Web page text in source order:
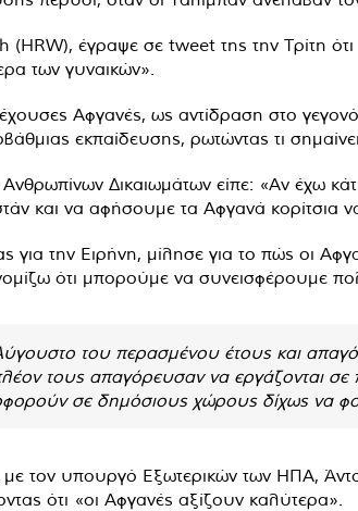
έγραψε σε tweet της την Τρίτη
των γυναικών».
Αφγανές, ως αντίδραση στο
εκπαίδευσης, ρωτώντας τι
Δικαιωμάτων είπε: «Αν έχω
και να αφήσουμε τα Αφγανά κορίτσια
την Ειρήνη, μίλησε για το πώς οι
ότι μπορούμε να συνεισφέρουμε
του περασμένου έτους και
τους απαγόρευσαν να εργάζονται σε
σε δημόσιους χώρους δίχως να
τον υπουργό Εξωτερικών των ΗΠΑ,
ότι «οι Αφγανές αξίζουν καλύτερα».